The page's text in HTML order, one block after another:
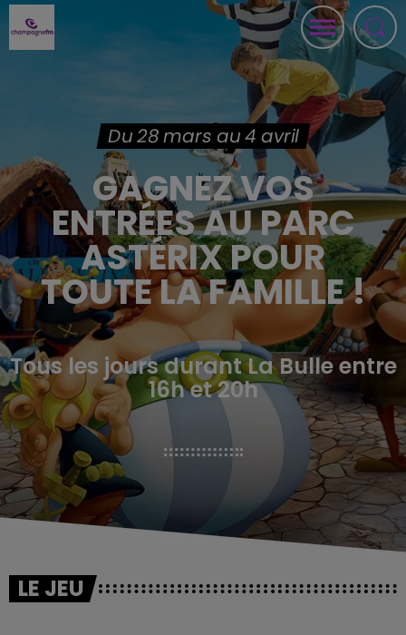
Du 28 mars au 4 avril
GAGNEZ VOS
ENTRÉES AU PARC
ASTÉRIX POUR
TOUTE LA FAMILLE !
Tous les jours durant La Bulle entre
16h et 20h
LE JEU